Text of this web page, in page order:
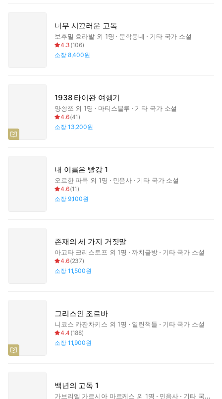
너무 시끄러운 고독
보후밀 흐라발 외 1명 문학동네 기타 국가 소설
4.3 (106)
소장 8,400원
1938 타이완 여행기
양솽쯔 외 1명 마티스블루 기타 국가 소설
4.6(41 )
소장 13,200원
내 이름은 빨강 1
오르한 파묵 외 1명 민음사 기타 국가 소설
4.6(11 )
소장 9,100원
존재의 세 가지 거짓말
아고타 크리스토프 외 1명 까치글방 기타 국가 소설
4.6(237)
소장 11,500원
그리스인 조르바
니코스 카잔차키스 외 1명 열린책들 기타 국가 소설
4.4 (188)
소장 11,900원
백년의 고독 1
가브리엘 가르시아 마르케스 외 1명 민음사 기타 국가 소설